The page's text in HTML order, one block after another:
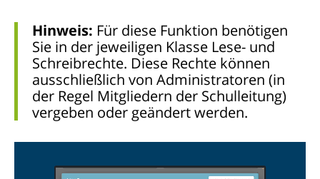
Hinweis: Für diese Funktion benötigen
Sie in der jeweiligen Klasse Lese- und
Schreibrechte. Diese Rechte können
ausschließlich von Administratoren (in
der Regel Mitgliedern der Schulleitung)
vergeben oder geändert werden.